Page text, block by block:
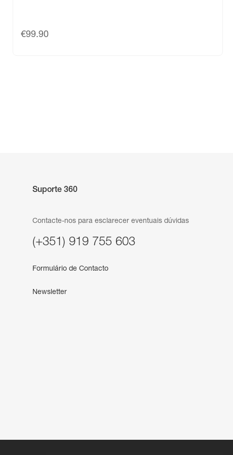
€99.90
Suporte 360
Contacte-nos para esclarecer eventuais dúvidas
(+351) 919 755 603
Formulário de Contacto
Newsletter